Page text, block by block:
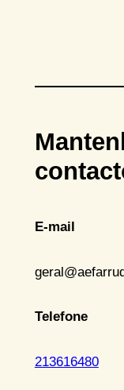
E-mail
Telefone
213616480